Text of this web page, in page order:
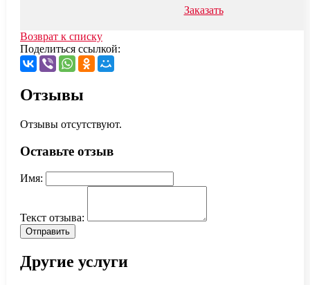
Заказать
Возврат к списку
Поделиться ссылкой:
Отзывы
Отзывы отсутствуют.
Оставьте отзыв
Имя:
Текст отзыва:
Отправить
Другие услуги